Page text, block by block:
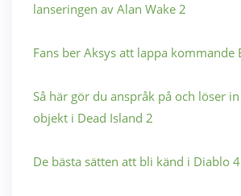
lanseringen av Alan Wake 2
Fans ber Aksys att lappa kommande
Så här gör du anspråk på och löser
objekt i Dead Island 2
De bästa sätten att bli känd i Diablo 4